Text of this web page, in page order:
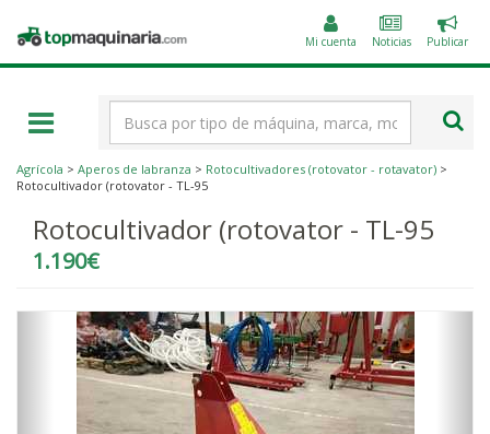
Topmaquinaria.com Mi cuenta Noticias
un
Publicar
Agrícola > Aperos de labranza > Rotocultivadores (rotovator - rotavator) >
Rotocultivador (rotovator - TL-95
Rotocultivador (rotovator - TL-95
1.190€